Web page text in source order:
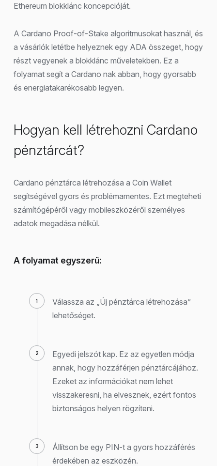
Ethereum blokklánc koncepcióját.
A Cardano Proof-of-Stake algoritmusokat használ, és
a vásárlók letétbe helyeznek egy ADA összeget, hogy
részt vegyenek a blokklánc műveletekben. Ez a
folyamat segít a Cardano nak abban, hogy gyorsabb
és energiatakarékosabb legyen.
Hogyan kell létrehozni Cardano
pénztárcát?
Cardano pénztárca létrehozása a Coin Wallet
segítségével gyors és problémamentes. Ezt megteheti
számítógépéről vagy mobileszközéről személyes
adatok megadása nélkül.
A folyamat egyszerű:
Válassza az „Új pénztárca létrehozása”
lehetőséget.
Egyedi jelszót kap. Ez az egyetlen módja
annak, hogy hozzáférjen pénztárcájához.
Ezeket az információkat nem lehet
visszakeresni, ha elvesznek, ezért fontos
biztonságos helyen rögzíteni.
Állítson be egy PIN-t a gyors hozzáférés
érdekében az eszközén.